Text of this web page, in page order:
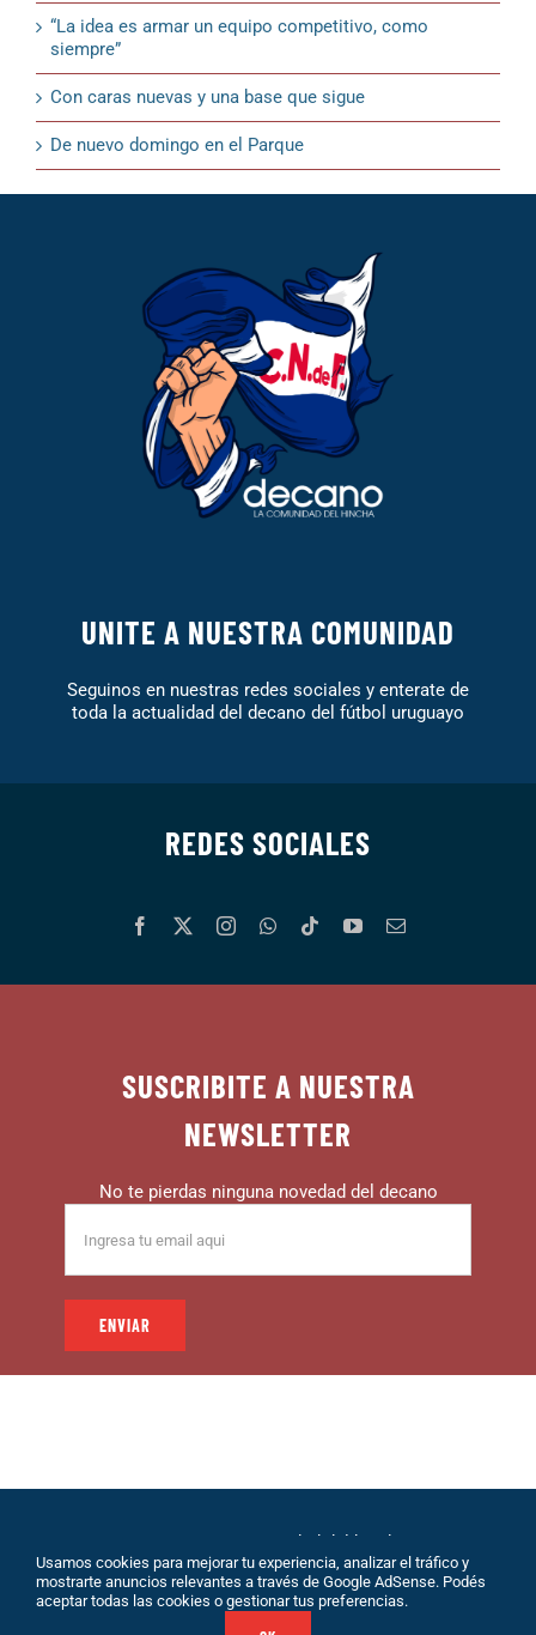
“La idea es armar un equipo competitivo, como
siempre”
Con caras nuevas y una base que sigue
De nuevo domingo en el Parque
UNITE A NUESTRA COMUNIDAD
Seguinos en nuestras redes sociales y enterate de
toda la actualidad del decano del fútbol uruguayo
REDES SOCIALES
SUSCRIBITE A NUESTRA
NEWSLETTER
No te pierdas ninguna novedad del decano
© 1999 – DECANO – La comunidad del hincha |
Desarrollo: Eolio |Políticas de Privacidad|Sobre
Nosotros|Terminos de Servicio|Contacto
Usamos cookies para mejorar tu experiencia, analizar el tráfico y
mostrarte anuncios relevantes a través de Google AdSense. Podés
aceptar todas las cookies o gestionar tus preferencias.